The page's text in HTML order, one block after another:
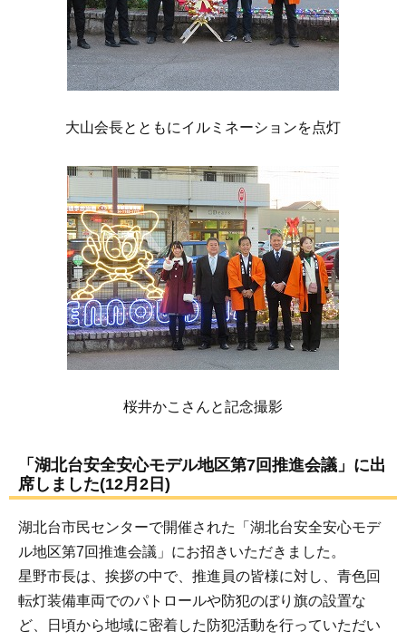
大山会長とともにイルミネーションを点灯
桜井かこさんと記念撮影
「湖北台安全安心モデル地区第7回推進会議」に出
席しました(12月2日)
湖北台市民センターで開催された「湖北台安全安心モデ
ル地区第7回推進会議」にお招きいただきました。
星野市長は、挨拶の中で、推進員の皆様に対し、青色回
転灯装備車両でのパトロールや防犯のぼり旗の設置な
ど、日頃から地域に密着した防犯活動を行っていただい